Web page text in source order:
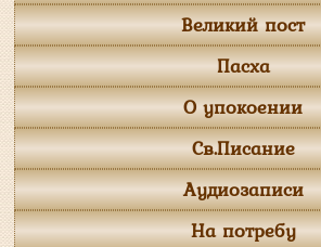
Великий пост
Пасха
О упокоении
Св.Писание
Аудиозаписи
На потребу